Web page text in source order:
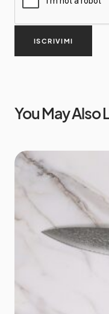
ISCRIVIMI
You May Also